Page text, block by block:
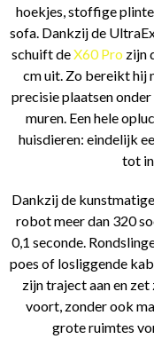
hoekjes, stoffige
sofa. Dankzij de
schuift deX60 Pro zijn
cm uit. Zo bereikt hij
precisie plaatsen
muren. Een hele
huisdieren: eindelijk
tot
Dankzij de
robot meer dan 320
0,1 seconde.
poes of losliggende
zijn traject aan en
voort, zonder ook
grote ruimtes